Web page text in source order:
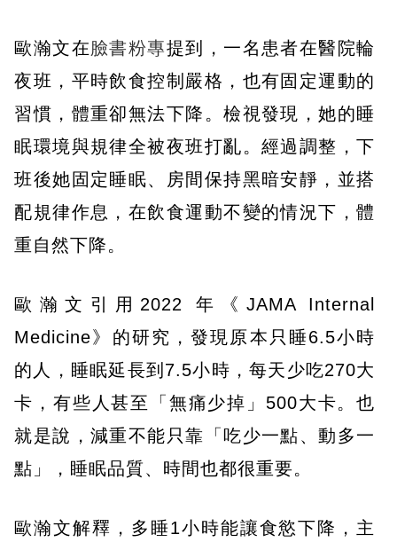
歐瀚文在臉書粉專提到，一名患者在醫院輪
夜班，平時飲食控制嚴格，也有固定運動的
習慣，體重卻無法下降。檢視發現，她的睡
眠環境與規律全被夜班打亂。經過調整，下
班後她固定睡眠、房間保持黑暗安靜，並搭
配規律作息，在飲食運動不變的情況下，體
重自然下降。
歐瀚文引用2022 年《JAMA Internal
Medicine》的研究，發現原本只睡6.5小時
的人，睡眠延長到7.5小時，每天少吃270大
卡，有些人甚至「無痛少掉」500大卡。也
就是說，減重不能只靠「吃少一點、動多一
點」，睡眠品質、時間也都很重要。
歐瀚文解釋，多睡1小時能讓食慾下降，主